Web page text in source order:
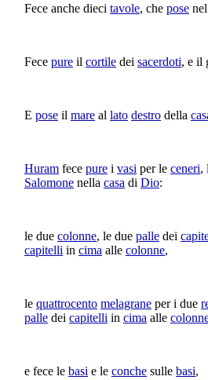
Fece anche dieci tavole, che pose nel
Fece pure il cortile dei sacerdoti, e il
E pose il mare al lato destro della
Huram fece pure i vasi per le ceneri,
Salomone nella casa di Dio:
le due colonne, le due palle dei
capitelli in cima alle colonne,
le quattrocento melagrane per i due
palle dei capitelli in cima alle
e fece le basi e le conche sulle basi,